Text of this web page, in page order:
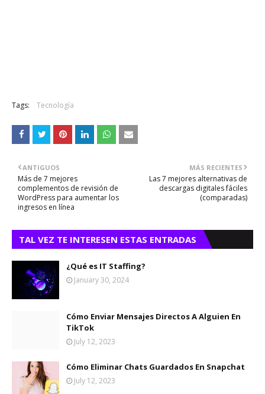
Tags: Tecnología
MÁS RECIENTES
Las 7 mejores alternativas de
descargas digitales fáciles
(comparadas)
ANTIGUOS
Más de 7 mejores
complementos de revisión de
WordPress para aumentar los
ingresos en línea
TAL VEZ TE INTERESEN ESTAS ENTRADAS
¿Qué es IT Staffing?
January 30, 2024
Cómo Enviar Mensajes Directos A Alguien En
TikTok
July 12, 2023
Cómo Eliminar Chats Guardados En Snapchat
July 12, 2023